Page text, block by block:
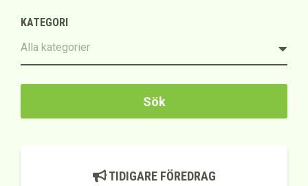
KATEGORI
Sök
TIDIGARE FÖREDRAG